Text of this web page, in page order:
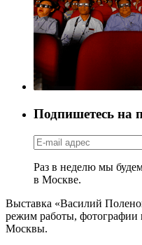
Подпишетесь на
Раз в неделю мы
в Москве.
Выставка «Василий
режим работы, фотографии
Москвы.